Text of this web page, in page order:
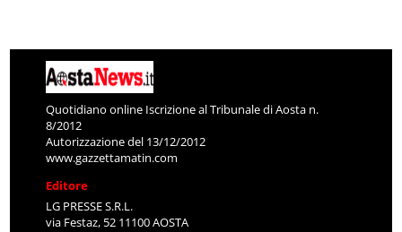
Quotidiano online Iscrizione al Tribunale di Aosta n.
8/2012
Autorizzazione del 13/12/2012
www.gazzettamatin.com
Editore
LG PRESSE S.R.L.
via Festaz, 52 11100 AOSTA